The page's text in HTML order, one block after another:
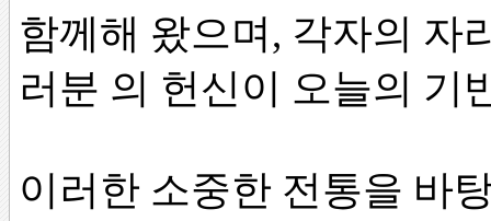
함께해 왔으며, 각자의 자
러분 의 헌신이 오늘의 기
이러한 소중한 전통을 바